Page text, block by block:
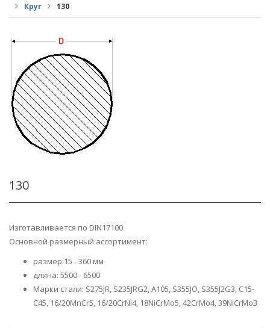
Круг
130
130
Изготавливается по DIN17100
Основной размерный ассортимент:
размер:15 - 360 мм
длина: 5500 - 6500
Марки стали: S275JR, S235JRG2, A105, S355JO, S355J2G3, C15-
C45, 16/20MnCr5, 16/20CrNi4, 18NiCrMo5, 42CrMo4, 39NiCrMo3